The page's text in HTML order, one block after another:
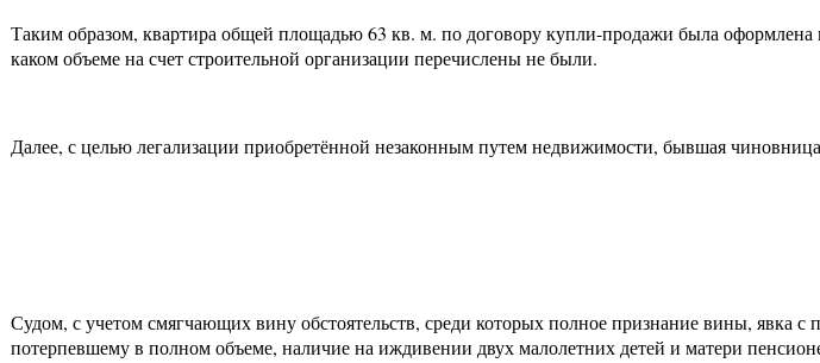
Таким образом, квартира общей площадью 63 кв. м. по договору купли-продажи была
каком объеме на счет строительной организации перечислены не были.
Далее, с целью легализации приобретённой незаконным путем недвижимости, бывшая
Судом, с учетом смягчающих вину обстоятельств, среди которых полное признание вины, явка
потерпевшему в полном объеме, наличие на иждивении двух малолетних детей и матери